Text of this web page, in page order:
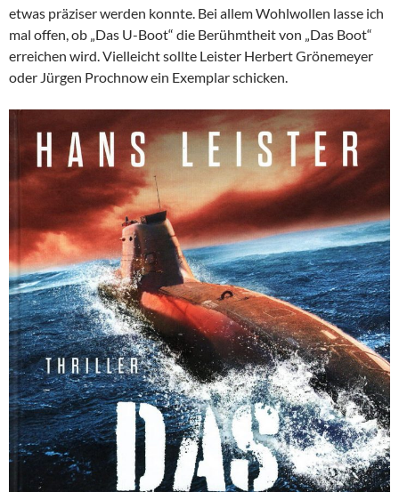
etwas präziser werden konnte. Bei allem Wohlwollen lasse ich
mal offen, ob „Das U-Boot“ die Berühmtheit von „Das Boot“
erreichen wird. Vielleicht sollte Leister Herbert Grönemeyer
oder Jürgen Prochnow ein Exemplar schicken.